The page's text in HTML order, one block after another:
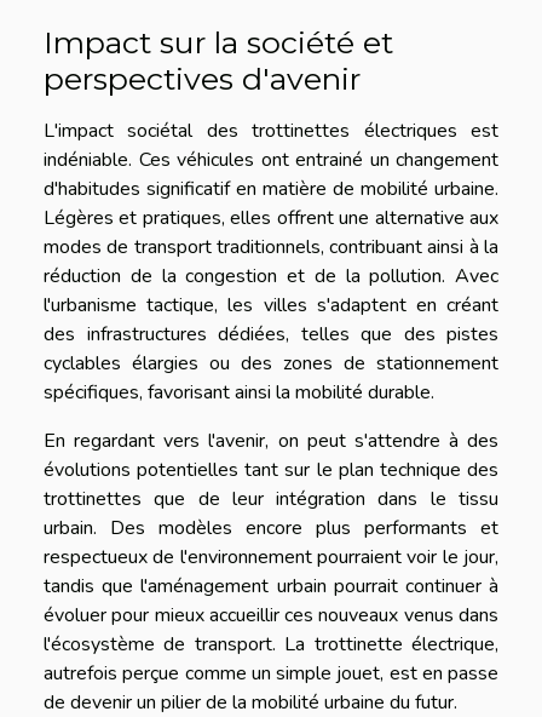
Impact sur la société et
perspectives d'avenir
L'impact sociétal des trottinettes électriques est
indéniable. Ces véhicules ont entrainé un changement
d'habitudes significatif en matière de mobilité urbaine.
Légères et pratiques, elles offrent une alternative aux
modes de transport traditionnels, contribuant ainsi à la
réduction de la congestion et de la pollution. Avec
l'urbanisme tactique, les villes s'adaptent en créant
des infrastructures dédiées, telles que des pistes
cyclables élargies ou des zones de stationnement
spécifiques, favorisant ainsi la mobilité durable.
En regardant vers l'avenir, on peut s'attendre à des
évolutions potentielles tant sur le plan technique des
trottinettes que de leur intégration dans le tissu
urbain. Des modèles encore plus performants et
respectueux de l'environnement pourraient voir le jour,
tandis que l'aménagement urbain pourrait continuer à
évoluer pour mieux accueillir ces nouveaux venus dans
l'écosystème de transport. La trottinette électrique,
autrefois perçue comme un simple jouet, est en passe
de devenir un pilier de la mobilité urbaine du futur.